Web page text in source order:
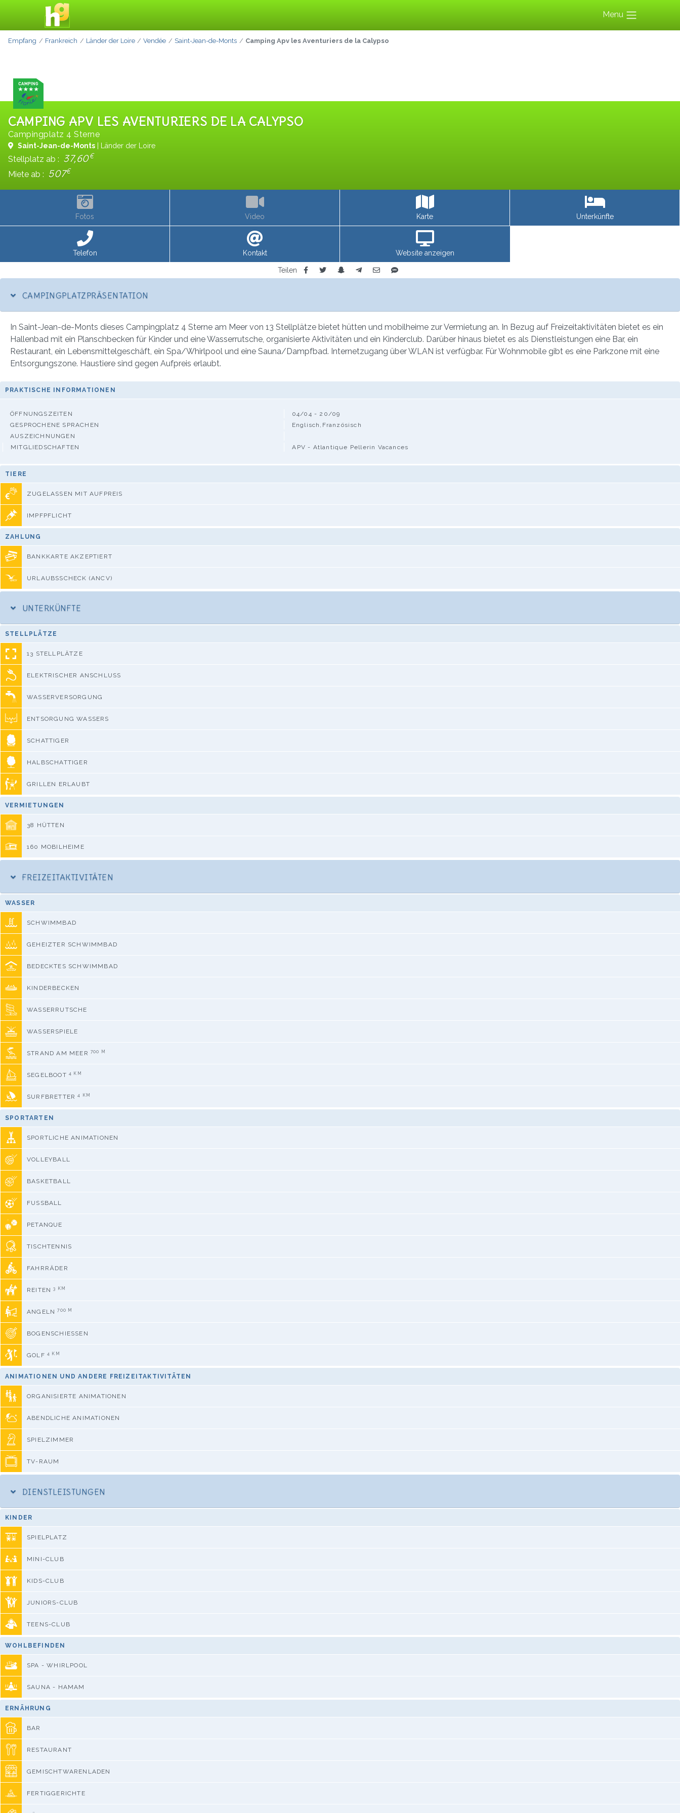
Menu
Empfang Frankreich Länder der Loire Vendée Saint-Jean-de-Monts Camping Apv les Aventuriers de la Calypso
CAMPING APV LES AVENTURIERS DE LA CALYPSO
Campingplatz 4 Sterne
Saint-Jean-de-Monts | Länder der Loire
Stellplatz ab : 37,60€
Miete ab : 507€
Fotos Video Karte Unterkünfte
Telefon Kontakt Website anzeigen
Teilen
CAMPINGPLATZPRÄSENTATION
In Saint-Jean-de-Monts dieses Campingplatz 4 Sterne am Meer von 13 Stellplätze bietet hütten und mobilheime zur Vermietung an. In Bezug auf Freizeitaktivitäten bietet es ein
Hallenbad mit ein Planschbecken für Kinder und eine Wasserrutsche, organisierte Aktivitäten und ein Kinderclub. Darüber hinaus bietet es als Dienstleistungen eine Bar, ein
Restaurant, ein Lebensmittelgeschäft, ein Spa/Whirlpool und eine Sauna/Dampfbad. Internetzugang über WLAN ist verfügbar. Für Wohnmobile gibt es eine Parkzone mit eine
Entsorgungszone. Haustiere sind gegen Aufpreis erlaubt.
PRAKTISCHE INFORMATIONEN
ÖFFNUNGSZEITEN
04/04 - 20/09
GESPROCHENE SPRACHEN
Englisch,Französisch
AUSZEICHNUNGEN
MITGLIEDSCHAFTEN
APV - Atlantique Pellerin Vacances
TIERE
ZUGELASSEN MIT AUFPREIS
IMPFPFLICHT
ZAHLUNG
BANKKARTE AKZEPTIERT
URLAUBSSCHECK (ANCV)
UNTERKÜNFTE
STELLPLÄTZE
13 STELLPLÄTZE
ELEKTRISCHER ANSCHLUSS
WASSERVERSORGUNG
ENTSORGUNG WASSERS
SCHATTIGER
HALBSCHATTIGER
GRILLEN ERLAUBT
VERMIETUNGEN
38 HÜTTEN
160 MOBILHEIME
FREIZEITAKTIVITÄTEN
WASSER
SCHWIMMBAD
GEHEIZTER SCHWIMMBAD
BEDECKTES SCHWIMMBAD
KINDERBECKEN
WASSERRUTSCHE
WASSERSPIELE
STRAND AM MEER 700 M
SEGELBOOT 4 KM
SURFBRETTER4 KM
SPORTARTEN
SPORTLICHE ANIMATIONEN
VOLLEYBALL
BASKETBALL
FUSSBALL
PETANQUE
TISCHTENNIS
FAHRRÄDER
REITEN3 KM
ANGELN 700 M
BOGENSCHIESSEN
GOLF 4 KM
ANIMATIONEN UND ANDERE FREIZEITAKTIVITÄTEN
ORGANISIERTE ANIMATIONEN
ABENDLICHE ANIMATIONEN
SPIELZIMMER
TV-RAUM
DIENSTLEISTUNGEN
KINDER
SPIELPLATZ
MINI-CLUB
KIDS-CLUB
JUNIORS-CLUB
TEENS-CLUB
WOHLBEFINDEN
SPA - WHIRLPOOL
SAUNA - HAMAM
ERNÄHRUNG
BAR
RESTAURANT
GEMISCHTWARENLADEN
FERTIGGERICHTE